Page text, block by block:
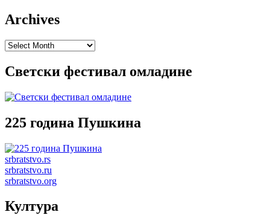
Archives
Archives
Светски фестивал омладине
225 година Пушкина
srbratstvo.rs
srbratstvo.ru
srbratstvo.org
Култура